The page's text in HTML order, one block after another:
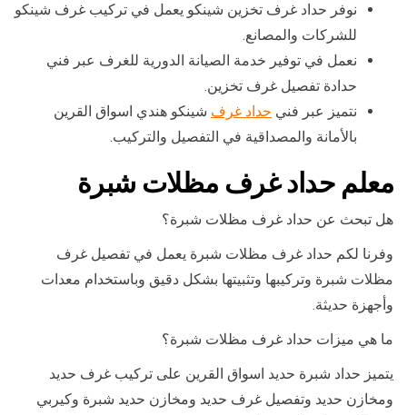
نوفر حداد غرف تخزين شينكو يعمل في تركيب غرف شينكو
للشركات والمصانع.
نعمل في توفير خدمة الصيانة الدورية للغرف عبر فني
حدادة تفصيل غرف تخزين.
نتميز عبر فني حداد غرف شينكو هندي اسواق القرين
بالأمانة والمصداقية في التفصيل والتركيب.
معلم حداد غرف مظلات شبرة
هل تبحث عن حداد غرف مظلات شبرة؟
وفرنا لكم حداد غرف مظلات شبرة يعمل في تفصيل غرف
مظلات شبرة وتركيبها وتثبيتها بشكل دقيق وباستخدام معدات
وأجهزة حديثة.
ما هي ميزات حداد غرف مظلات شبرة؟
يتميز حداد شبرة حديد اسواق القرين على تركيب غرف حديد
ومخازن حديد وتفصيل غرف حديد ومخازن حديد شبرة وكيربي